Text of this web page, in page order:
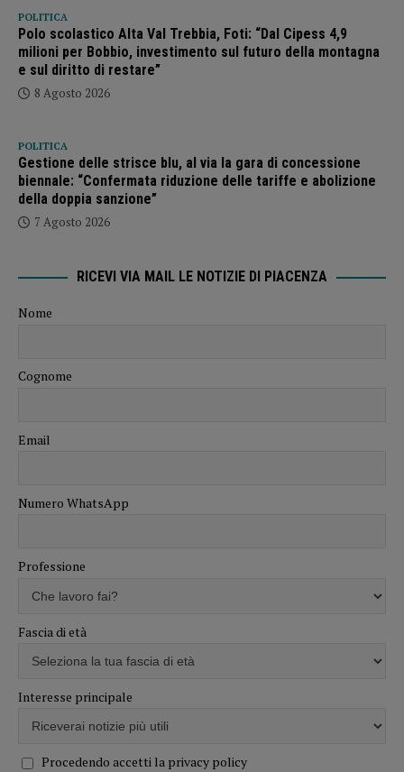
POLITICA
Polo scolastico Alta Val Trebbia, Foti: “Dal Cipess 4,9
milioni per Bobbio, investimento sul futuro della montagna
e sul diritto di restare”
8 Agosto 2026
POLITICA
Gestione delle strisce blu, al via la gara di concessione
biennale: “Confermata riduzione delle tariffe e abolizione
della doppia sanzione”
7 Agosto 2026
RICEVI VIA MAIL LE NOTIZIE DI PIACENZA
Nome
Cognome
Email
Numero WhatsApp
Professione
Fascia di età
Interesse principale
Procedendo accetti la privacy policy